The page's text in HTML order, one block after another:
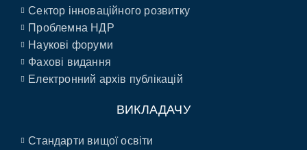
Сектор інноваційного розвитку
Проблемна НДР
Наукові форуми
Фахові видання
Електронний архів публікацій
ВИКЛАДАЧУ
Стандарти вищої освіти